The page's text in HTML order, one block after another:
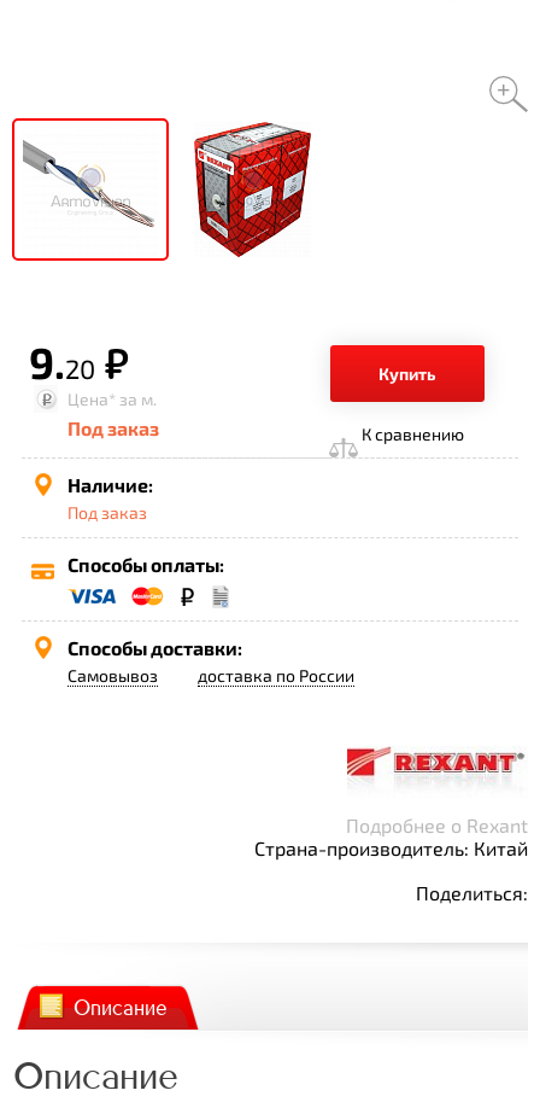
9.20 р.
Купить
Цена* за м.
Под заказ К сравнению
Наличие:
Под заказ
Способы оплаты:
Способы доставки:
Самовывоз доставка по России
Подробнее о Rexant
Страна-производитель: Китай
Поделиться:
Описание
Описание